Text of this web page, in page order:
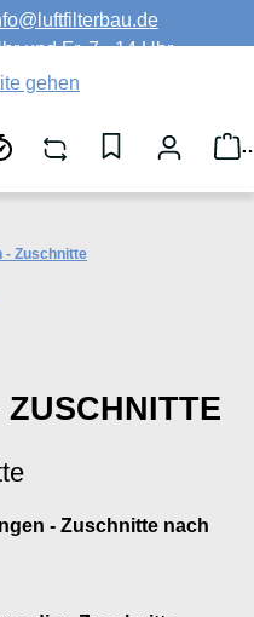
und Fr. 7 - 14 Uhr
- Zuschnitte
- Zuschnitte nach